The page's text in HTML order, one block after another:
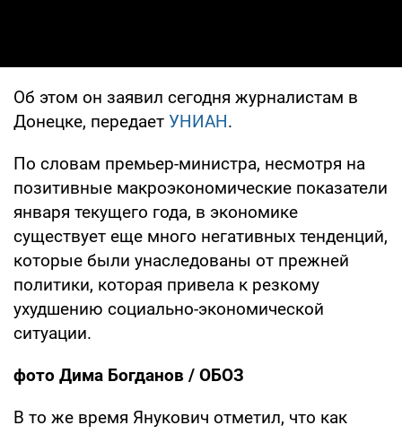
Об этом он заявил сегодня журналистам в
Донецке, передает УНИАН.
По словам премьер-министра, несмотря на
позитивные макроэкономические показатели
января текущего года, в экономике
существует еще много негативных тенденций,
которые были унаследованы от прежней
политики, которая привела к резкому
ухудшению социально-экономической
ситуации.
фото Дима Богданов / ОБОЗ
В то же время Янукович отметил, что как